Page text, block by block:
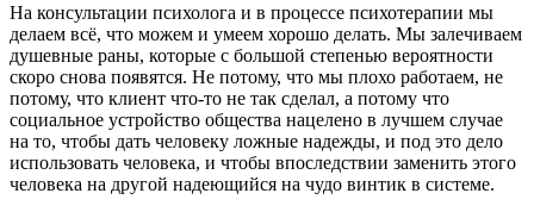
На консультации психолога и в процессе психотерапии мы
делаем всё, что можем и умеем хорошо делать. Мы залечиваем
душевные раны, которые с большой степенью вероятности
скоро снова появятся. Не потому, что мы плохо работаем, не
потому, что клиент что-то не так сделал, а потому что
социальное устройство общества нацелено в лучшем случае
на то, чтобы дать человеку ложные надежды, и под это дело
использовать человека, и чтобы впоследствии заменить этого
человека на другой надеющийся на чудо винтик в системе.